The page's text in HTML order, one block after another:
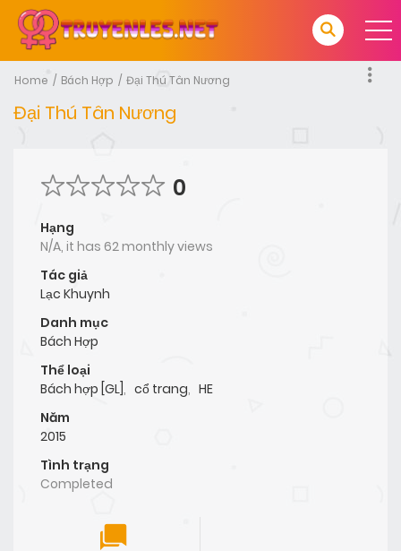
Home Bách Hợp Đại Thú Tân Nương
Đại Thú Tân Nương
0
Hạng
N/A, it has 62 monthly views
Tác giả
Lạc Khuynh
Danh mục
Bách Hợp
Thể loại
Bách hợp [GL] , cổ trang, HE
Năm
2015
Tình trạng
Completed